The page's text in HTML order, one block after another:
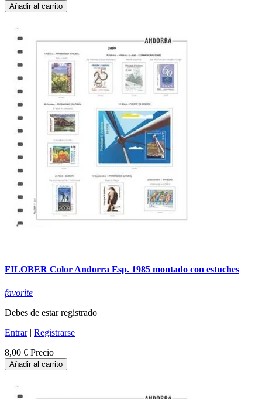
Añadir al carrito
FILOBER Color Andorra Esp. 1985 montado con estuches
favorite
Debes de estar registrado
Entrar| Registrarse
8,00 € Precio
Añadir al carrito